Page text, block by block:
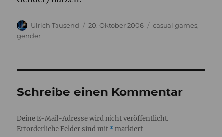
Autor
Ulrich Tausend
Veröffentlicht
20. Oktober 2006 Kategorien
casual games,
gender
Schreibe einen Kommentar
Deine E-Mail-Adresse wird nicht veröffentlicht.
Erforderliche Felder sind mit * markiert